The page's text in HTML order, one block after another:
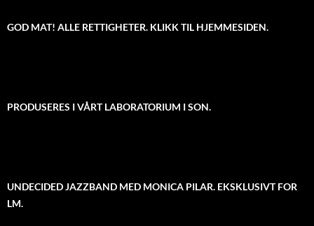
GOD MAT! ALLE RETTIGHETER. KLIKK TIL HJEMMESIDEN.
PRODUSERES I VÅRT LABORATORIUM I SON.
UNDECIDED JAZZBAND MED MONICA PILAR. EKSKLUSIVT FOR
LM.